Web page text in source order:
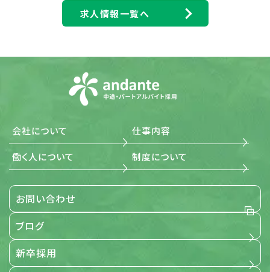
諸規則に則り、個人情報へのアクセス管理、個人情報の持
ち出し手段の制限、外部からの不正アクセスの防止等の対
策を実施し、個人情報の漏洩、滅失またはき損の防止に努
法令、国が定める指針その他の規範を遵守します。また、当
社の個人情報管理規則を、これらの法令および指針その
他の規範に適合させます。
(5) 個人情報に関する本人の権利尊重 当社は、個人情報に
用もしくは提供の拒否を求められたとき、および苦情、相談
の申し出を受けたときは、個人情報に関する本人の権利を
尊重し、誠意をもって対応します。
3. 適用範囲
当社が事業で取扱う全ての個人情報に関する取扱いを定め
るものです。
【適用範囲】
4. 個人情報保護の取組み
求人情報一覧へ
会社について 仕事内容
働く人について 制度について
お問い合わせ
ブログ
新卒採用